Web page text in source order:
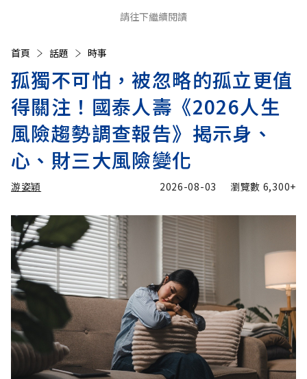
請往下繼續閱讀
首頁 話題 時事
孤獨不可怕，被忽略的孤立更值
得關注！國泰人壽《2026人生
風險趨勢調查報告》揭示身、
心、財三大風險變化
游姿穎 2026-08-03 瀏覽數 6,300+